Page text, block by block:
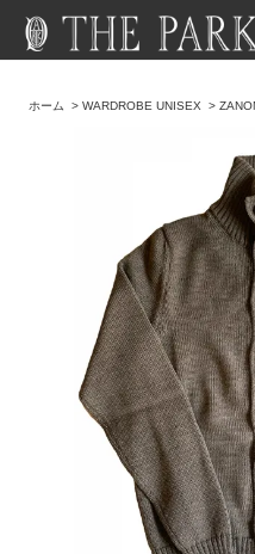
ホーム >WARDROBE UNISEX >